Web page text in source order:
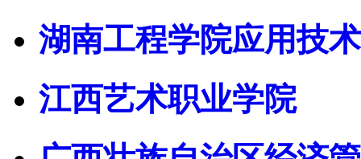
湖南工程学院应用技
江西艺术职业学院